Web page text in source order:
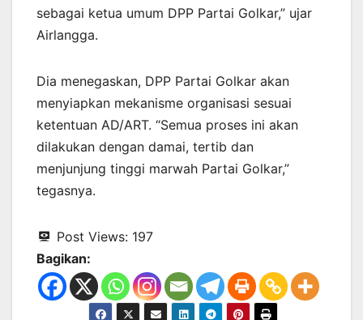
sebagai ketua umum DPP Partai Golkar,” ujar
Airlangga.
Dia menegaskan, DPP Partai Golkar akan
menyiapkan mekanisme organisasi sesuai
ketentuan AD/ART. “Semua proses ini akan
dilakukan dengan damai, tertib dan
menjunjung tinggi marwah Partai Golkar,”
tegasnya.
Post Views: 197
Bagikan: